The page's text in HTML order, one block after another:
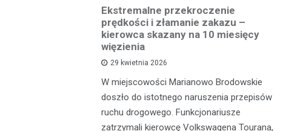
Ekstremalne przekroczenie
prędkości i złamanie zakazu –
kierowca skazany na 10 miesięcy
więzienia
29 kwietnia 2026
W miejscowości Marianowo Brodowskie
doszło do istotnego naruszenia przepisów
ruchu drogowego. Funkcjonariusze
zatrzymali kierowcę Volkswagena Tourana,